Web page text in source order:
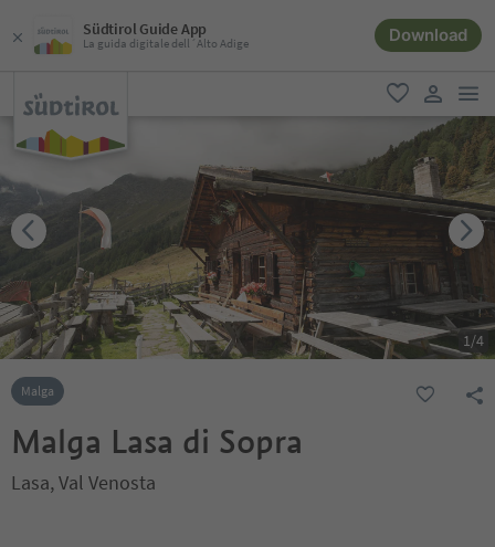
Südtirol Guide App
La guida digitale dell´Alto Adige Download
favoriti
user link
1/4
Malga
Malga Lasa di Sopra
Lasa, Val Venosta